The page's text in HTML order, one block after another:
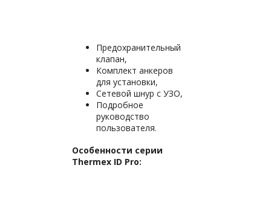
Предохранительный
клапан,
Комплект анкеров
для установки,
Сетевой шнур с УЗО,
Подробное
руководство
пользователя.
Особенности серии
Thermex ID Pro: